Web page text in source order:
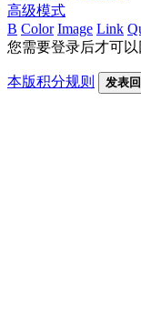
高级模式
B Color Image Link
您需要登录后才可
本版积分规则 发表